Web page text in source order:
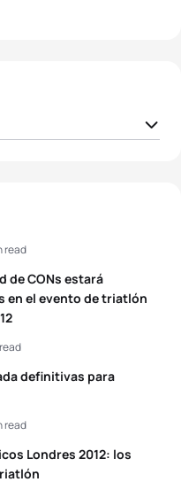
01:59:50
02:00:00
02:00:19
de CONs estará
en el evento de triatlón
read
definitivas para
Londres 2012: los
read